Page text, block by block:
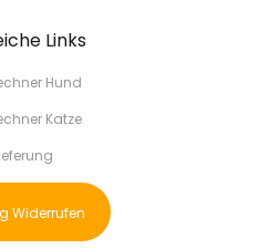
Links
Hund
Katze
Widerrufen